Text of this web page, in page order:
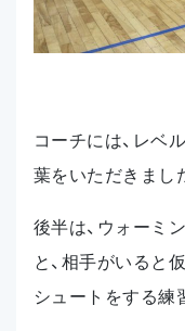
コーチには、レベ
葉をいただきまし
後半は、ウォーミ
と、相手がいると
シュートをする練